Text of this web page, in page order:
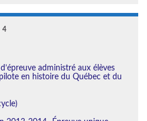
4
administré aux élèves
en histoire du Québec et du